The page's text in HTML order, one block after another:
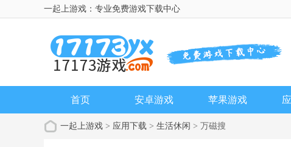
一起上游戏：专业免费游戏下载中心
首页 安卓游戏 苹果游戏
一起上游戏 > 应用下载 > 生活休闲 > 万磁搜